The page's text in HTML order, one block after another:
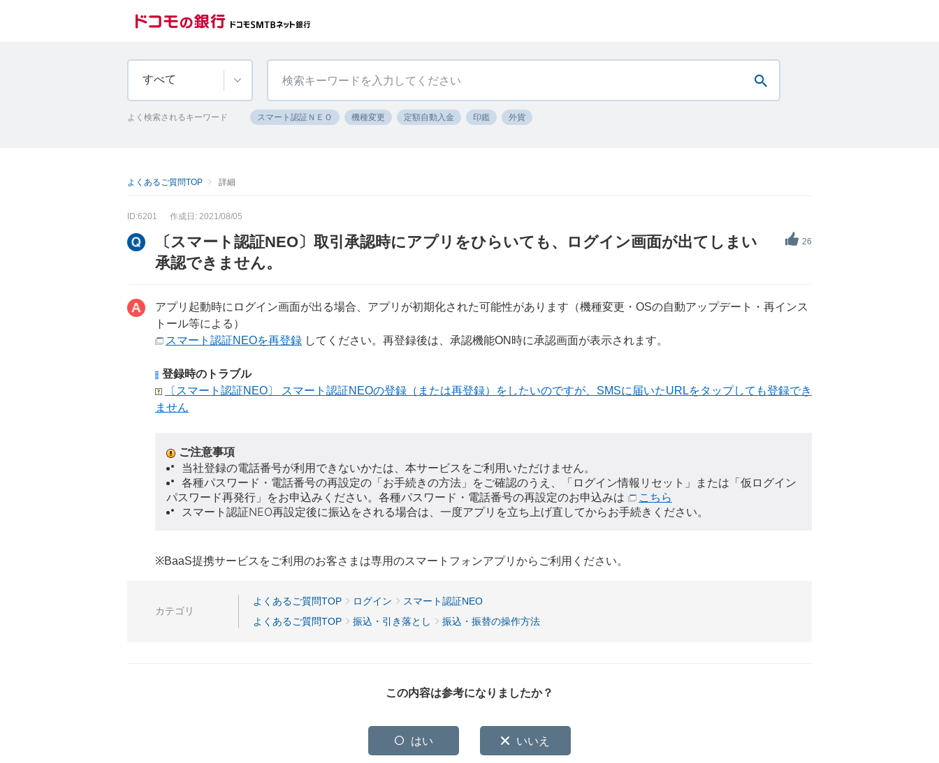
すべて
よく検索されるキーワード スマート認証ＮＥＯ 機種変更 定額自動入金 印鑑 外貨
よくあるご質問TOP 詳細
ID:6201 作成日: 2021/08/05
26
〔スマート認証NEO〕取引承認時にアプリをひらいても、ログイン画面が出てしまい
承認できません。
アプリ起動時にログイン画面が出る場合、アプリが初期化された可能性があります（機種変更・OSの自動アップデート・再インス
トール等による）
スマート認証NEOを再登録 してください。再登録後は、承認機能ON時に承認画面が表示されます。
登録時のトラブル
〔スマート認証NEO〕 スマート認証NEOの登録（または再登録）をしたいのですが、SMSに届いたURLをタップしても登録でき
ません
ご注意事項
当社登録の電話番号が利用できないかたは、本サービスをご利用いただけません。
各種パスワード・電話番号の再設定の「お手続きの方法」をご確認のうえ、「ログイン情報リセット」または「仮ログイン
パスワード再発行」をお申込みください。各種パスワード・電話番号の再設定のお申込みは
こちら
スマート認証NEO再設定後に振込をされる場合は、一度アプリを立ち上げ直してからお手続きください。
※BaaS提携サービスをご利用のお客さまは専用のスマートフォンアプリからご利用ください。
カテゴリ
よくあるご質問TOP ログイン
スマート認証NEO
よくあるご質問TOP
振込・引き落とし 振込・振替の操作方法
この内容は参考になりましたか？
はい いいえ